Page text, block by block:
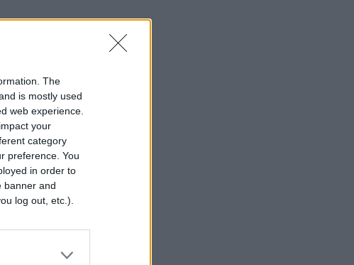
The
is mostly used
web experience.
your
category
preference. You
in order to
banner and
log out, etc.).